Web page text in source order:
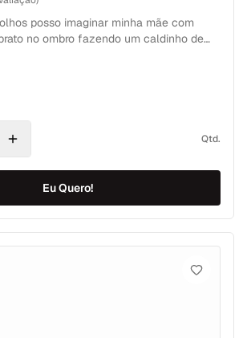
posso imaginar minha mãe com
no ombro fazendo um caldinho de
Feito com pouquissimos
para um jantar levinho. Afinal, sopa
Qtd.
Eu Quero!